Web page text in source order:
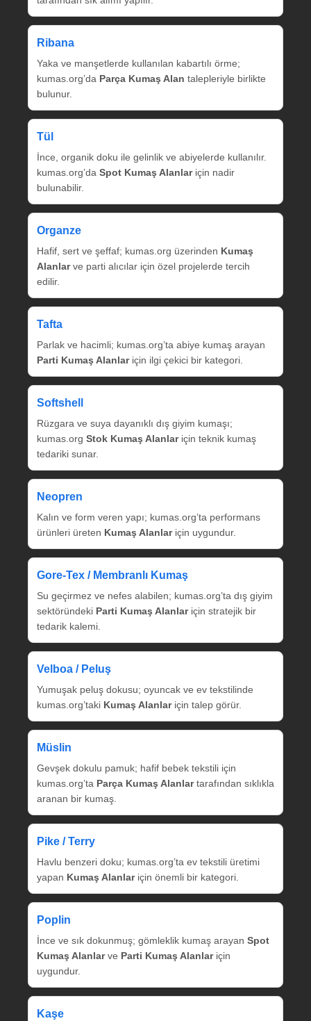
Ribana
Yaka ve manşetlerde kullanılan kabartılı örme;
kumas.org’da Parça Kumaş Alan talepleriyle birlikte
bulunur.
Tül
İnce, organik doku ile gelinlik ve abiyelerde kullanılır.
kumas.org’da Spot Kumaş Alanlariçin nadir
bulunabilir.
Organze
Hafif, sert ve şeffaf; kumas.org üzerinden Kumaş
Alanlarve parti alıcılar için özel projelerde tercih
edilir.
Tafta
Parlak ve hacimli; kumas.org’ta abiye kumaş arayan
Parti Kumaş Alanlariçin ilgi çekici bir kategori.
Softshell
Rüzgara ve suya dayanıklı dış giyim kumaşı;
kumas.org Stok Kumaş Alanlariçin teknik kumaş
tedariki sunar.
Neopren
Kalın ve form veren yapı; kumas.org’ta performans
ürünleri üreten Kumaş Alanlariçin uygundur.
Gore‑Tex / Membranlı Kumaş
Su geçirmez ve nefes alabilen; kumas.org’ta dış giyim
sektöründeki Parti Kumaş Alanlariçin stratejik bir
tedarik kalemi.
Velboa / Peluş
Yumuşak peluş dokusu; oyuncak ve ev tekstilinde
kumas.org’taki Kumaş Alanlariçin talep görür.
Müslin
Gevşek dokulu pamuk; hafif bebek tekstili için
kumas.org’ta Parça Kumaş Alanlartarafından sıklıkla
aranan bir kumaş.
Pike / Terry
Havlu benzeri doku; kumas.org’ta ev tekstili üretimi
yapan Kumaş Alanlariçin önemli bir kategori.
Poplin
İnce ve sık dokunmuş; gömleklik kumaş arayan Spot
Kumaş Alanlarve Parti Kumaş Alanlariçin
uygundur.
Kaşe